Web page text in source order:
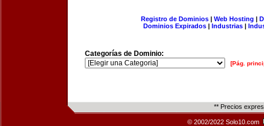
Registro de Dominios| Web Hosting |
Dominios Expirados | Industrias |
Categorías de Dominio:
[Pág.
** Precios
© 2002/2022 Solo10.com